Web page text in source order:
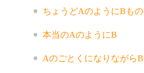
ちょうどAのようにBもの
本当のAのようにB
AのごとくになりながらB